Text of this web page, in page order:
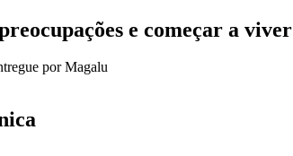
e começar a viver
por Magalu